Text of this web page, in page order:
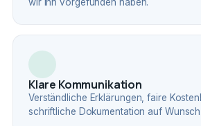
Klare Kommunikation
Verständliche Erklärungen, faire
schriftliche Dokumentation auf Wunsch.